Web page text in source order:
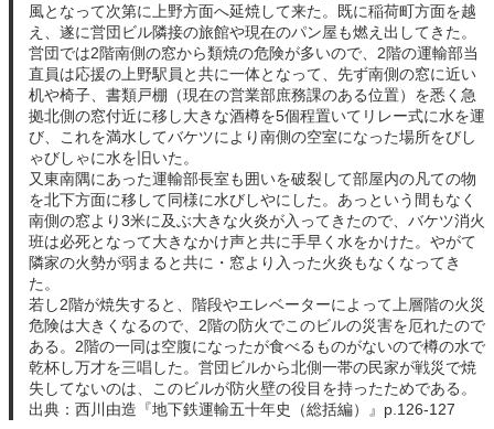
風となって次第に上野方面へ延焼して来た。既に稲荷町方面を越
え、遂に営団ビル隣接の旅館や現在のパン屋も燃え出してきた。
営団では2階南側の窓から類焼の危険が多いので、2階の運輸部当
直員は応援の上野駅員と共に一体となって、先ず南側の窓に近い
机や椅子、書類戸棚（現在の営業部庶務課のある位置）を悉く急
拠北側の窓付近に移し大きな酒樽を5個程置いてリレー式に水を運
び、これを満水してバケツにより南側の空室になった場所をびし
ゃびしゃに水を旧いた。
又東南隅にあった運輸部長室も囲いを破裂して部屋内の凡ての物
を北下方面に移して同様に水びしやにした。あっという間もなく
南側の窓より3米に及ぶ大きな火炎が入ってきたので、バケツ消火
班は必死となって大きなかけ声と共に手早く水をかけた。やがて
隣家の火勢が弱まると共に・窓より入った火炎もなくなってき
た。
若し2階が焼失すると、階段やエレベーターによって上層階の火災
危険は大きくなるので、2階の防火でこのビルの災害を厄れたので
ある。2階の一同は空腹になったが食べるものがないので樽の水で
乾杯し万才を三唱した。営団ビルから北側一帯の民家が戦災で焼
失してないのは、このビルが防火壁の役目を持ったためである。
出典：西川由造『地下鉄運輸五十年史（総括編）』p.126-127